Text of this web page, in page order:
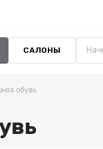
САЛОНЫ
обувь